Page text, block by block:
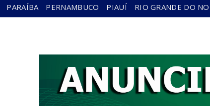
PARAÍBA PERNAMBUCO PIAUÍ RIO GRANDE DO